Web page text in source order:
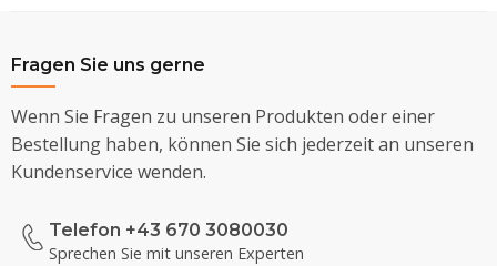
Fragen Sie uns gerne
Wenn Sie Fragen zu unseren Produkten oder einer
Bestellung haben, können Sie sich jederzeit an unseren
Kundenservice wenden.
Telefon +43 670 3080030
Sprechen Sie mit unseren Experten